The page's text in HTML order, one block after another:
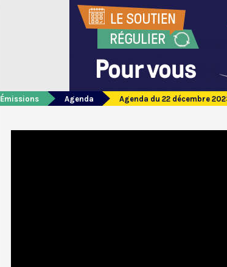
Émissions Agenda Agenda du 22 décembre